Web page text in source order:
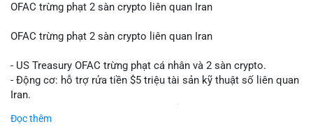
OFAC trừng phạt 2 sàn crypto liên quan Iran
OFAC trừng phạt 2 sàn crypto liên quan Iran
- US Treasury OFAC trừng phạt cá nhân và 2 sàn crypto.
- Động cơ: hỗ trợ rửa tiền $5 triệu tài sản kỹ thuật số liên quan
Iran.
- Tác động: rủi ro cho thị trường crypto, tăng áp lực pháp lý.
Đọc thêm